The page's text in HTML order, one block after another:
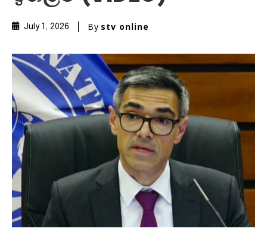
July 1, 2026 By stv online